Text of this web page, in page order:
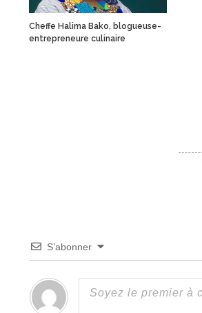
Cheffe Halima Bako, blogueuse-
entrepreneure culinaire
S’abonner